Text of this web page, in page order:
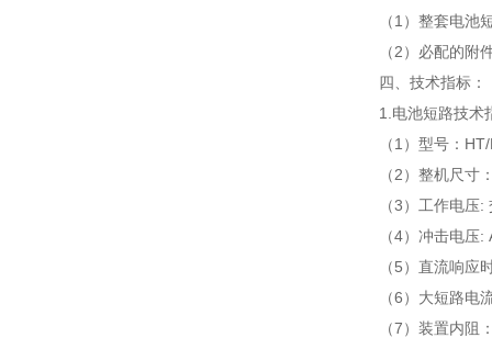
（1）整套电池
（2）必配的附
四、技术指标：
1.电池短路技术
（1）型号：
（2）整机尺寸
（3）工作电压
（4）冲击电压
（5）直流响应
（6）大短路电
（7）装置内阻